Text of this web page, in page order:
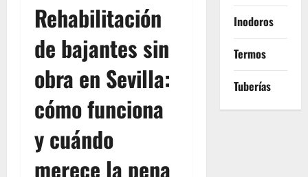
Rehabilitación
de bajantes sin
obra en Sevilla:
cómo funciona
y cuándo
merece la pena
Inodoros
Termos
Tuberías